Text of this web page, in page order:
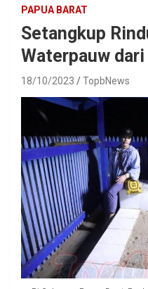
PAPUA BARAT
Setangkup
Waterpauw
18/10/2023 TopbNews